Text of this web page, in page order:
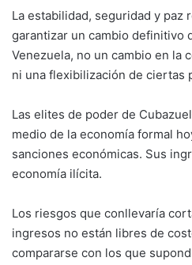
La estabilidad, seguridad y paz
garantizar un cambio definitivo
Venezuela, no un cambio en la
ni una flexibilización de ciertas
Las elites de poder de
medio de la economía formal
sanciones económicas. Sus
economía ilícita.
Los riesgos que conllevaría
ingresos no están libres de
compararse con los que